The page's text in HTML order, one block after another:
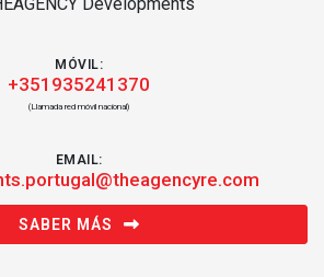
MÓVIL:
+351935241370
(Llamada red móvil nacional)
EMAIL:
SABER MÁS